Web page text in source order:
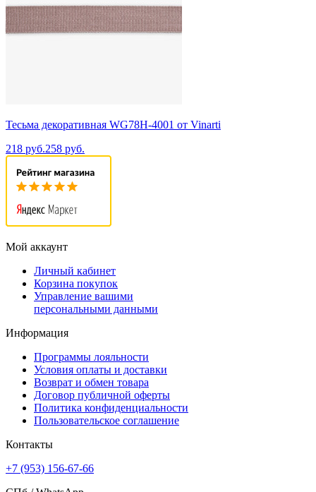
Тесьма декоративная WG78H-4001 от Vinarti
218 руб.258 руб.
Мой аккаунт
Личный кабинет
Корзина покупок
Управление вашими
персональными данными
Информация
Программы лояльности
Условия оплаты и доставки
Возврат и обмен товара
Договор публичной оферты
Политика конфиденциальности
Пользовательское соглашение
Контакты
+7 (953) 156-67-66